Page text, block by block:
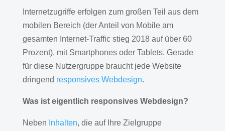
Internetzugriffe erfolgen zum großen Teil aus dem
mobilen Bereich (der Anteil von Mobile am
gesamten Internet-Traffic stieg 2018 auf über 60
Prozent), mit Smartphones oder Tablets. Gerade
für diese Nutzergruppe braucht jede Website
dringend responsives Webdesign.
Was ist eigentlich responsives Webdesign?
Neben Inhalten, die auf Ihre Zielgruppe